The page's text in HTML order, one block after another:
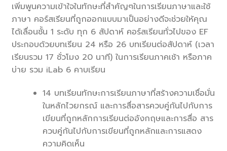
เพิ่มพูนความเข้าใจในทักษะที่สำคัญๆในการเรียนภาษาและใช้
ภาษา คอร์สเรียนที่ถูกออกแบบมาเป็นอย่างดีจะช่วยให้คุณ
ได้เลื่อนชั้น 1 ระดับ ทุก 6 สัปดาห์ คอร์สเรียนทั่วไปของ EF
ประกอบด้วยบทเรียน 24 หรือ 26 บทเรียนต่อสัปดาห์ (เวลา
เรียนรวม 17 ชั่วโมง 20 นาที) ในการเรียนภาคเช้า หรือภาค
บ่าย รวม iLab 6 คาบเรียน
14 บทเรียนทักษะการเรียนภาษาที่สร้างความเชื่อมั่น
ในหลักไวยกรณ์ และการสื่อสารควบคู่กันไปกับการ
เขียนที่ถูกหลักการเรียนต่ออังกฤษและการสื่อ สาร
ควบคู่กันไปกับการเขียนที่ถูกหลักและการแสดง
ความคิดเห็น